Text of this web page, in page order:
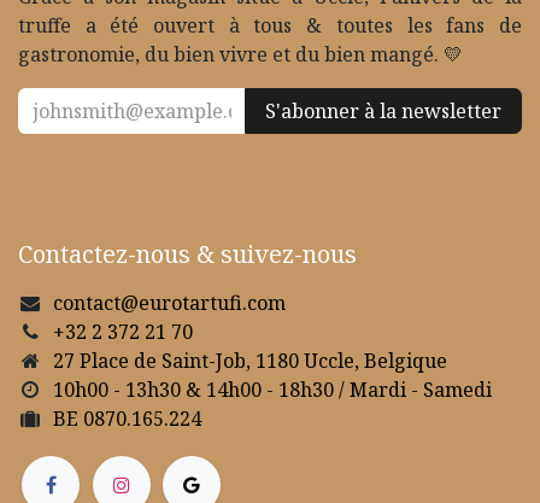
truffe a été ouvert à tous & toutes les fans de
gastronomie, du bien vivre et du bien mangé. 💛
S'abonner à la newsletter
Contactez-nous & suivez-nous
contact@eurotartufi.com
+32 2 372 21 70
27 Place de Saint-Job, 1180 Uccle, Belgique
10h00 - 13h30 & 14h00 - 18h30 / Mardi - Samedi
BE 0870.165.224